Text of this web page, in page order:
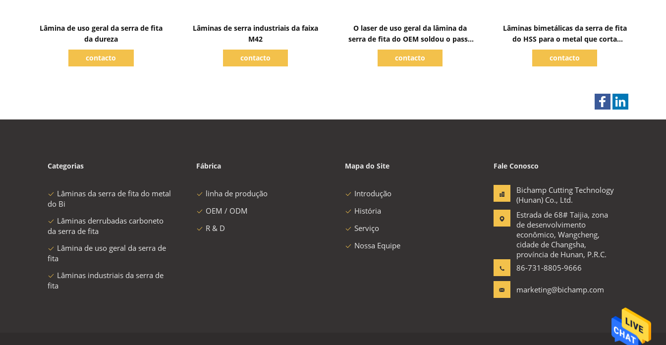
Lâmina de uso geral da serra de fita
da dureza
contacto
Lâminas de serra industriais da faixa
M42
contacto
O laser de uso geral da lâmina da
serra de fita do OEM soldou o passo
variável do dente
contacto
Lâminas bimetálicas da serra de fita
do HSS para o metal que corta
FICUT® M42 41mm
contacto
Categorias
Lâminas da serra de fita do metal
do Bi
Lâminas derrubadas carboneto
da serra de fita
Lâmina de uso geral da serra de
fita
Lâminas industriais da serra de
fita
Fábrica
linha de produção
OEM / ODM
R & D
Mapa do Site
Introdução
História
Serviço
Nossa Equipe
Fale Conosco
Bichamp Cutting Technology
(Hunan) Co., Ltd.
Estrada de 68# Taijia, zona
de desenvolvimento
econômico, Wangcheng,
cidade de Changsha,
província de Hunan, P.R.C.
86-731-8805-9666
marketing@bichamp.com